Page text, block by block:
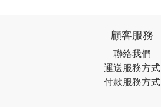
顧客服務
聯絡我們
運送服務方式
付款服務方式